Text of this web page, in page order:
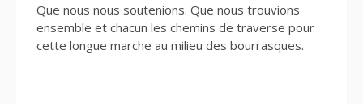
Que nous nous soutenions. Que nous trouvions
ensemble et chacun les chemins de traverse pour
cette longue marche au milieu des bourrasques.